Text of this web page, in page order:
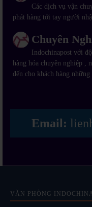
Các dịch vụ vận
phát hàng tới tay người
Chuyên
Indochinapost với
hàng hóa chuyên nghiệp ,
đến cho khách hàng
Email:
VĂN PHÒNG